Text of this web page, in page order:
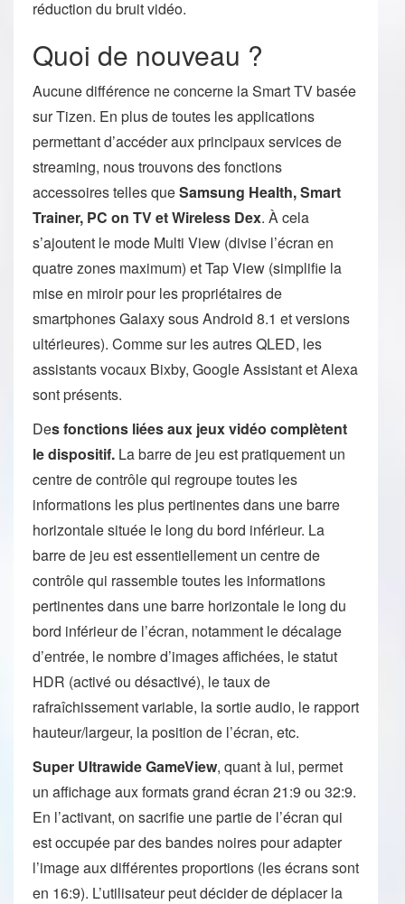
réduction du bruit vidéo.
Quoi de nouveau ?
Aucune différence ne concerne la Smart TV basée
sur Tizen. En plus de toutes les applications
permettant d’accéder aux principaux services de
streaming, nous trouvons des fonctions
accessoires telles queSamsung Health, Smart
Trainer, PC on TV et Wireless Dex. À cela
s’ajoutent le mode Multi View (divise l’écran en
quatre zones maximum) et Tap View (simplifie la
mise en miroir pour les propriétaires de
smartphones Galaxy sous Android 8.1 et versions
ultérieures). Comme sur les autres QLED, les
assistants vocaux Bixby, Google Assistant et Alexa
sont présents.
Des fonctions liées aux jeux vidéo complètent
le dispositif. La barre de jeu est pratiquement un
centre de contrôle qui regroupe toutes les
informations les plus pertinentes dans une barre
horizontale située le long du bord inférieur. La
barre de jeu est essentiellement un centre de
contrôle qui rassemble toutes les informations
pertinentes dans une barre horizontale le long du
bord inférieur de l’écran, notamment le décalage
d’entrée, le nombre d’images affichées, le statut
HDR (activé ou désactivé), le taux de
rafraîchissement variable, la sortie audio, le rapport
hauteur/largeur, la position de l’écran, etc.
Super Ultrawide GameView, quant à lui, permet
un affichage aux formats grand écran 21:9 ou 32:9.
En l’activant, on sacrifie une partie de l’écran qui
est occupée par des bandes noires pour adapter
l’image aux différentes proportions (les écrans sont
en 16:9). L’utilisateur peut décider de déplacer la